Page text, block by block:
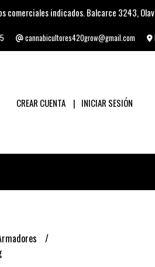
comerciales indicados. Balcarce 3243,
cannabicultores420grow@gmail.com
CREAR CUENTA INICIAR SESIÓN